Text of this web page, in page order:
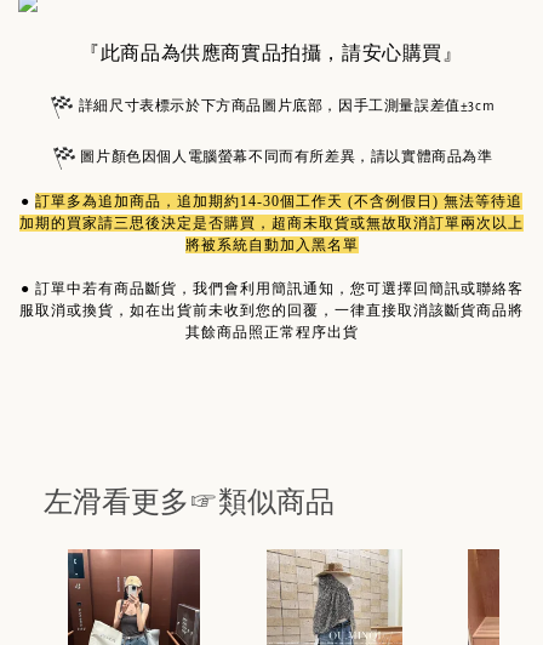
『此商品為供應商實品拍攝，請安心購買』
詳細尺寸表標示於下方商品圖片底部，因手工測量誤差值±3cm
圖片顏色因個人電腦螢幕不同而有所差異，請以實體商品為準
● 訂單多為追加商品 ，追加期約14-30個工作天 (不含例假日) 無法等待追
加期的買家請三思後決定是否購買，超商未取貨或無故取消訂單兩次以上
將被系統自動加入黑名單
● 訂單中若有商品斷貨，我們會利用簡訊通知，您可選擇回簡訊或聯絡客
服取消或換貨，如在出貨前未收到您的回覆，一律直接取消該斷貨商品將
其餘商品照正常程序出貨
左滑看更多☞類似商品